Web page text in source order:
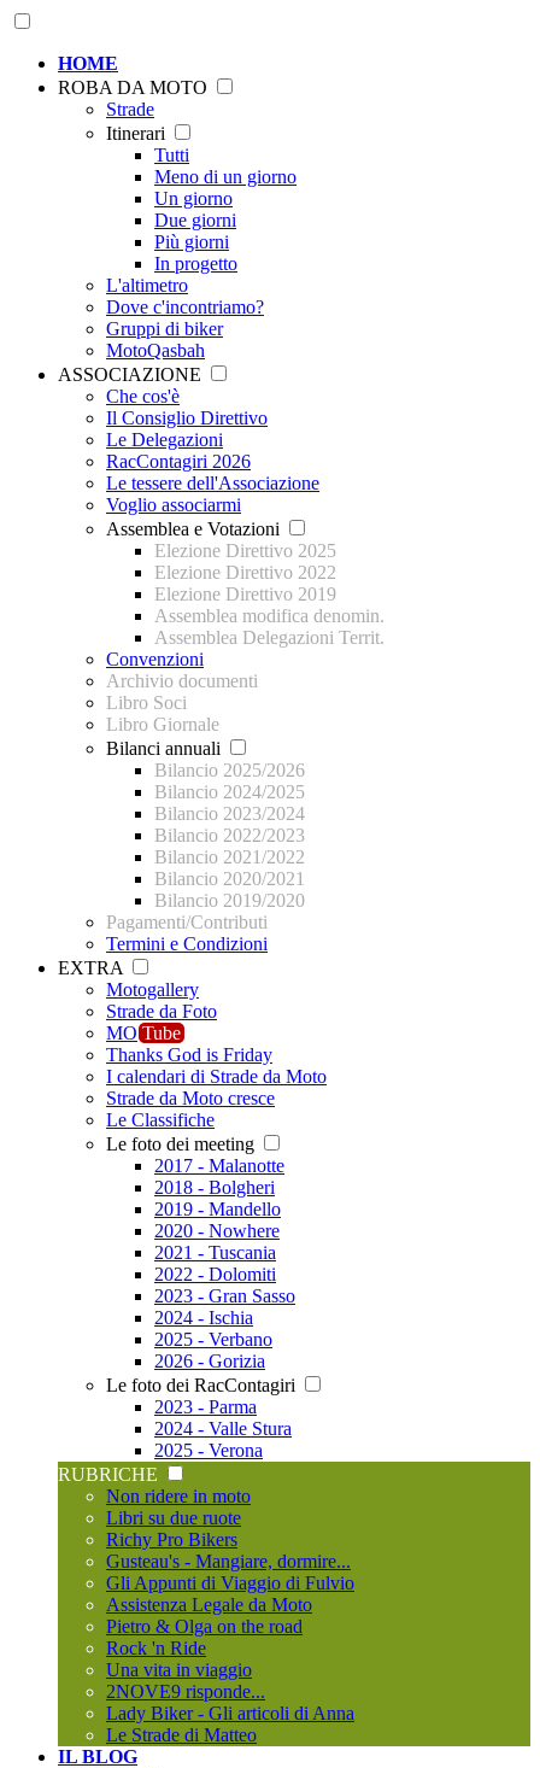
HOME
ROBA DA MOTO
Strade
Itinerari
Tutti
Meno di un giorno
Un giorno
Due giorni
Più giorni
In progetto
L'altimetro
Dove c'incontriamo?
Gruppi di biker
MotoQasbah
ASSOCIAZIONE
Che cos'è
Il Consiglio Direttivo
Le Delegazioni
RacContagiri 2026
Le tessere dell'Associazione
Voglio associarmi
Assemblea e Votazioni
Elezione Direttivo 2025
Elezione Direttivo 2022
Elezione Direttivo 2019
Assemblea modifica denomin.
Assemblea Delegazioni Territ.
Convenzioni
Archivio documenti
Libro Soci
Libro Giornale
Bilanci annuali
Bilancio 2025/2026
Bilancio 2024/2025
Bilancio 2023/2024
Bilancio 2022/2023
Bilancio 2021/2022
Bilancio 2020/2021
Bilancio 2019/2020
Pagamenti/Contributi
Termini e Condizioni
EXTRA
Motogallery
Strade da Foto
MO Tube
Thanks God is Friday
I calendari di Strade da Moto
Strade da Moto cresce
Le Classifiche
Le foto dei meeting
2017 - Malanotte
2018 - Bolgheri
2019 - Mandello
2020 - Nowhere
2021 - Tuscania
2022 - Dolomiti
2023 - Gran Sasso
2024 - Ischia
2025 - Verbano
2026 - Gorizia
Le foto dei RacContagiri
2023 - Parma
2024 - Valle Stura
2025 - Verona
RUBRICHE
Non ridere in moto
Libri su due ruote
Richy Pro Bikers
Gusteau's - Mangiare, dormire...
Gli Appunti di Viaggio di Fulvio
Assistenza Legale da Moto
Pietro & Olga on the road
Rock 'n Ride
Una vita in viaggio
2NOVE9 risponde...
Lady Biker - Gli articoli di Anna
Le Strade di Matteo
IL BLOG